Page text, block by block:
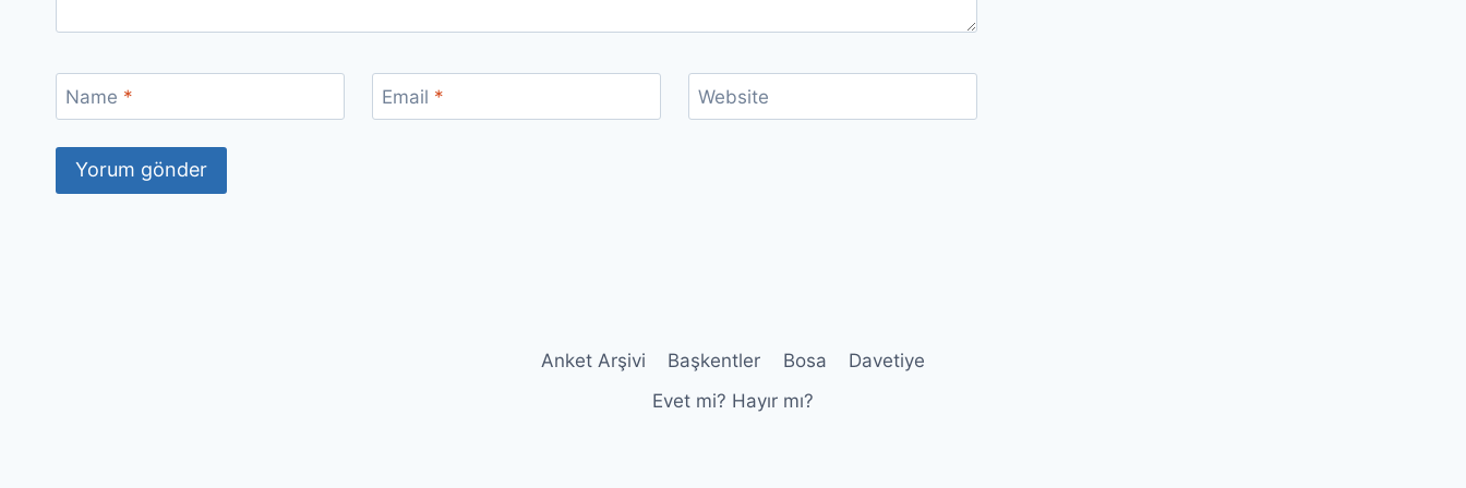
Name * Email * Website
Anket Arşivi Başkentler Bosa
Davetiye
Evet mi? Hayır mı?